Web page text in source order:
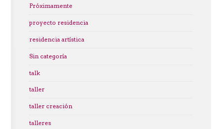
Próximamente
proyecto residencia
residencia artística
Sin categoría
talk
taller
taller creación
talleres